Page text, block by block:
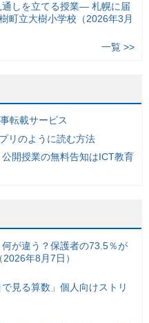
通しを立てる授業— 札幌に届
町立大樹小学校（2026年3月
一覧 >>
転載サービス
リのように読む方法
開授業の無料告知はICT教育
が違う？保護者の73.5％が
年8月7日）
見る算数」個人向けストリ